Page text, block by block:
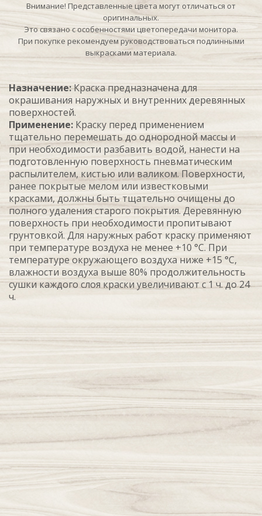
Внимание! Представленные цвета могут отличаться от
оригинальных.
Это связано с особенностями цветопередачи монитора.
При покупке рекомендуем руководствоваться подлинными
выкрасками материала.
Назначение:Краска предназначена для
окрашивания наружных и внутренних деревянных
поверхностей.
Применение: Краску перед применением
тщательно перемешать до однородной массы и
при необходимости разбавить водой, нанести на
подготовленную поверхность пневматическим
распылителем, кистью или валиком. Поверхности,
ранее покрытые мелом или известковыми
красками, должны быть тщательно очищены до
полного удаления старого покрытия. Деревянную
поверхность при необходимости пропитывают
грунтовкой. Для наружных работ краску применяют
при температуре воздуха не менее +10 °С. При
температуре окружающего воздуха ниже +15 °С,
влажности воздуха выше 80% продолжительность
сушки каждого слоя краски увеличивают с 1 ч. до 24
ч.